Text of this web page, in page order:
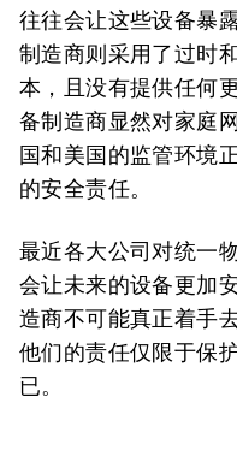
往往会让这些设备暴
制造商则采用了过时
本，且没有提供任何
备制造商显然对家庭
国和美国的监管环境
的安全责任。
最近各大公司对统一
会让未来的设备更加
造商不可能真正着手
他们的责任仅限于保
已。